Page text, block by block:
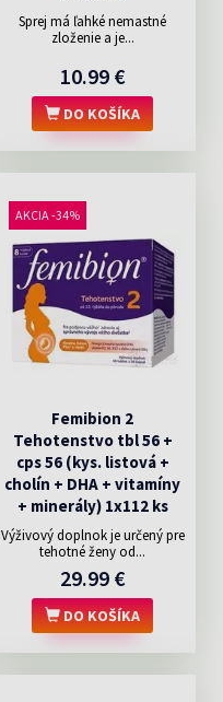
Sprej má ľahké nemastné
zloženie a je...
10.99 €
DO KOŠÍKA
AKCIA -34%
Femibion 2
Tehotenstvo tbl 56 +
cps 56 (kys. listová +
cholín + DHA + vitamíny
+ minerály) 1x112 ks
Výživový doplnok je určený pre
tehotné ženy od...
29.99 €
DO KOŠÍKA